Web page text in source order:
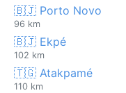
🇧🇯 Porto Novo
96 km
🇧🇯 Ekpé
102 km
🇹🇬 Atakpamé
110 km